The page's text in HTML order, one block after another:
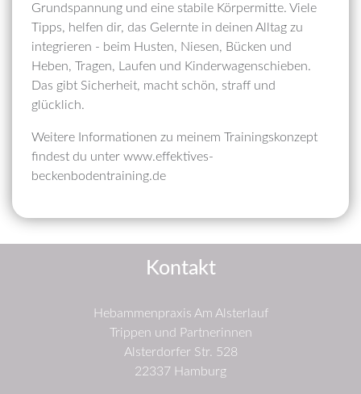
Grundspannung und eine stabile Körpermitte. Viele
Tipps, helfen dir, das Gelernte in deinen Alltag zu
integrieren - beim Husten, Niesen, Bücken und
Heben, Tragen, Laufen und Kinderwagenschieben.
Das gibt Sicherheit, macht schön, straff und
glücklich.
Weitere Informationen zu meinem Trainingskonzept
findest du unter www.effektives-
beckenbodentraining.de
Kontakt
Hebammenpraxis Am Alsterlauf
Trippen und Partnerinnen
Alsterdorfer Str. 528
22337 Hamburg